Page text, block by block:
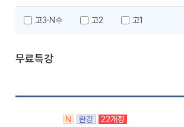
고3·N수 고2 고1
무료특강
N 완강
22개정